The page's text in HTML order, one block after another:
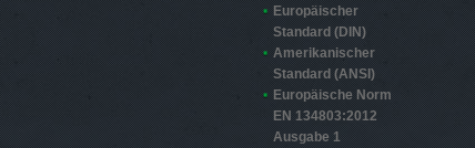
Europäischer
Standard (DIN)
Amerikanischer
Standard (ANSI)
Europäische Norm
EN 13480­3:2012
Ausgabe 1